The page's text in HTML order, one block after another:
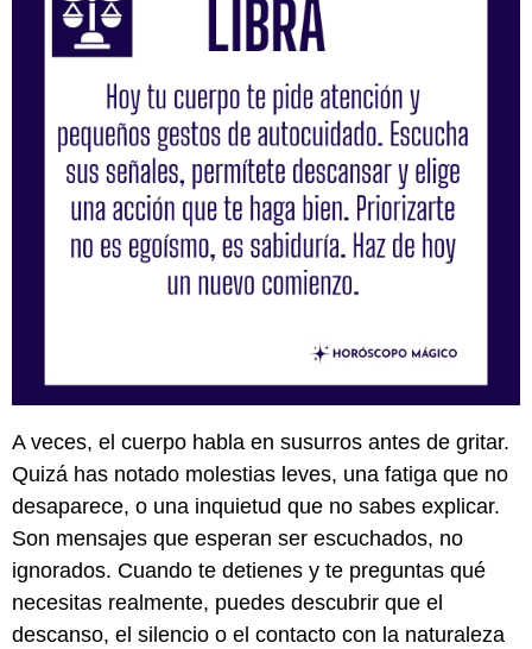
A veces, el cuerpo habla en susurros antes de gritar.
Quizá has notado molestias leves, una fatiga que no
desaparece, o una inquietud que no sabes explicar.
Son mensajes que esperan ser escuchados, no
ignorados. Cuando te detienes y te preguntas qué
necesitas realmente, puedes descubrir que el
descanso, el silencio o el contacto con la naturaleza